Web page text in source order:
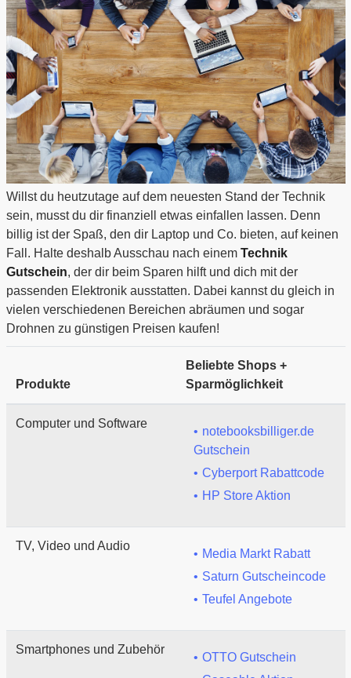
Willst du heutzutage auf dem neuesten Stand der Technik
sein, musst du dir finanziell etwas einfallen lassen. Denn
billig ist der Spaß, den dir Laptop und Co. bieten, auf keinen
Fall. Halte deshalb Ausschau nach einem Technik
Gutschein, der dir beim Sparen hilft und dich mit der
passenden Elektronik ausstatten. Dabei kannst du gleich in
vielen verschiedenen Bereichen abräumen und sogar
Drohnen zu günstigen Preisen kaufen!
Produkte
Beliebte Shops +
Sparmöglichkeit
Computer und Software
notebooksbilliger.de
Gutschein
Cyberport Rabattcode
HP Store Aktion
TV, Video und Audio
Media Markt Rabatt
Saturn Gutscheincode
Teufel Angebote
Smartphones und Zubehör
OTTO Gutschein